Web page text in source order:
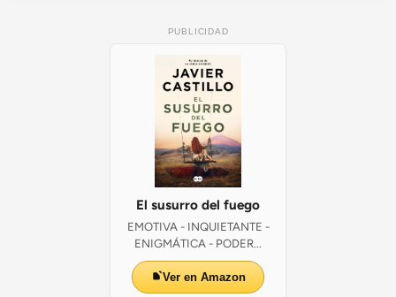
PUBLICIDAD
El susurro del fuego
EMOTIVA - INQUIETANTE -
ENIGMÁTICA - PODER...
Ver en Amazon